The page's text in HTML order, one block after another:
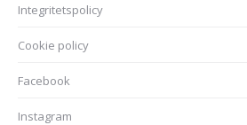
Integritetspolicy
Cookie policy
Facebook
Instagram